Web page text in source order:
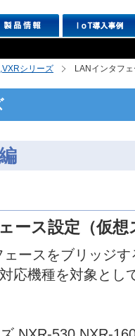
シリーズ LANインタフ
ース設定（仮想
ースをブリッジ
応機種を対象とし